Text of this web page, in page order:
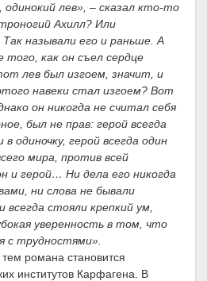
лев», – сказал кто-то
Ахилл? Или
называли его и раньше. А
того, как он съел сердце
лев был изгоем, значит, и
навеки стал изгоем? Вот
он никогда не считал себя
был не прав: герой всегда
одиночку, герой всегда один
мира, против всей
и герой… Ни дела его никогда
ни слова не бывали
всегда стояли крепкий ум,
уверенность в том, что
с трудностями».
романа становится
институтов Карфагена. В